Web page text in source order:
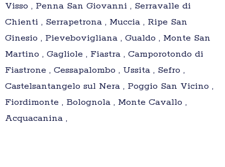
Visso , Penna San Giovanni , Serravalle di
Chienti , Serrapetrona , Muccia , Ripe San
Ginesio , Pievebovigliana , Gualdo , Monte San
Martino , Gagliole , Fiastra , Camporotondo di
Fiastrone , Cessapalombo , Ussita , Sefro ,
Castelsantangelo sul Nera , Poggio San Vicino ,
Fiordimonte , Bolognola , Monte Cavallo ,
Acquacanina ,